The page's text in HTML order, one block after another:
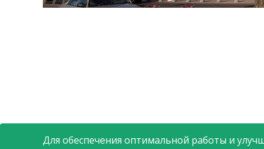
Для обеспечения оптимальной работы и